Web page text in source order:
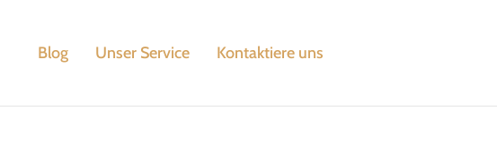
Blog Unser Service Kontaktiere uns